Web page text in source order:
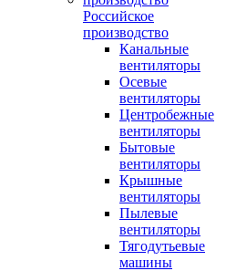
Российское
производство
Канальные
вентиляторы
Осевые
вентиляторы
Центробежные
вентиляторы
Бытовые
вентиляторы
Крышные
вентиляторы
Пылевые
вентиляторы
Тягодутьевые
машины